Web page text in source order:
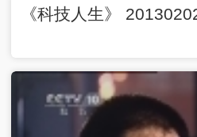
點擊下載
《科技人生》